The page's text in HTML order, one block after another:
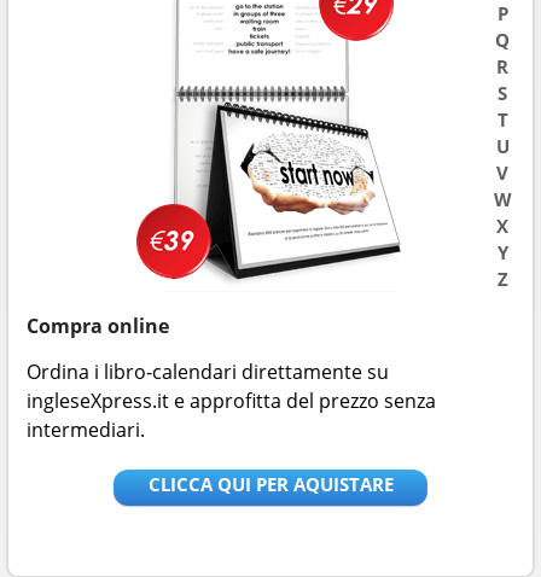
P
Q
R
S
T
U
V
W
X
Y
Z
Compra online
Ordina i libro-calendari direttamente su
ingleseXpress.it e approfitta del prezzo senza
intermediari.
CLICCA QUI PER AQUISTARE